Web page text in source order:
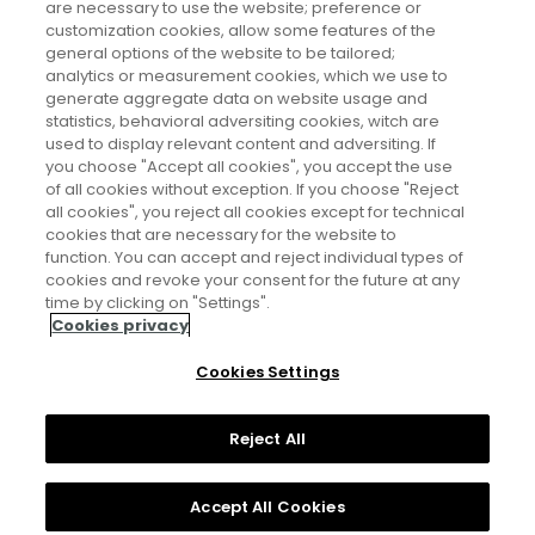
https://pazfdevera.wixsite.com/desafiofol
https://desafiofol.wordpress.com/
Aviso legal
Política de cookies
are necessary to use the website; preference or
customization cookies, allow some features of the
general options of the website to be tailored;
analytics or measurement cookies, which we use to
generate aggregate data on website usage and
statistics, behavioral adversiting cookies, witch are
used to display relevant content and adversiting. If
you choose "Accept all cookies", you accept the use
of all cookies without exception. If you choose "Reject
all cookies", you reject all cookies except for technical
cookies that are necessary for the website to
function. You can accept and reject individual types of
cookies and revoke your consent for the future at any
time by clicking on "Settings".
Cookies privacy
Cookies Settings
Reject All
Accept All Cookies